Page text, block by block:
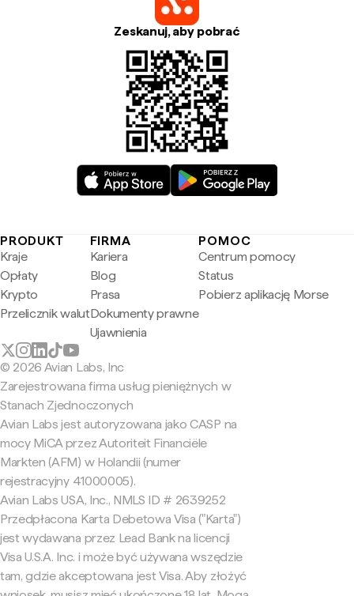
Zeskanuj, aby pobrać
PRODUKT
Kraje
Opłaty
Krypto
Przelicznik walut
FIRMA
Kariera
Blog
Prasa
Dokumenty prawne
Ujawnienia
POMOC
Centrum pomocy
Status
Pobierz aplikację Morse
© 2026 Avian Labs, Inc
Zarejestrowana firma usług pieniężnych w
Stanach Zjednoczonych
Avian Labs jest autoryzowana jako CASP na
mocy MiCA przez Autoriteit Financiële
Markten (AFM) w Holandii (numer
rejestracyjny 41000005).
Avian Labs USA, Inc., NMLS ID # 2639252
Przedpłacona Karta Debetowa Visa ("Karta")
jest wydawana przez Lead Bank na licencji
Visa U.S.A. Inc. i może być używana wszędzie
tam, gdzie akceptowana jest Visa. Aby złożyć